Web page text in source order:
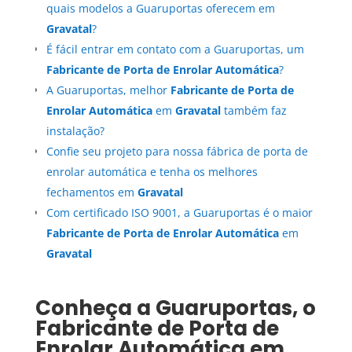
quais modelos a Guaruportas oferecem em
Gravatal?
É fácil entrar em contato com a Guaruportas, um
Fabricante de Porta de Enrolar Automática?
A Guaruportas, melhor Fabricante de Porta de
Enrolar Automáticaem Gravataltambém faz
instalação?
Confie seu projeto para nossa fábrica de porta de
enrolar automática e tenha os melhores
fechamentos em Gravatal
Com certificado ISO 9001, a Guaruportas é o maior
Fabricante de Porta de Enrolar Automáticaem
Gravatal
Conheça a Guaruportas, o
Fabricante de Porta de